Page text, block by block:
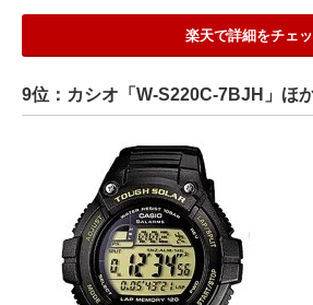
楽天で詳細をチェ
9位：カシオ「W-S220C-7BJH」ほ